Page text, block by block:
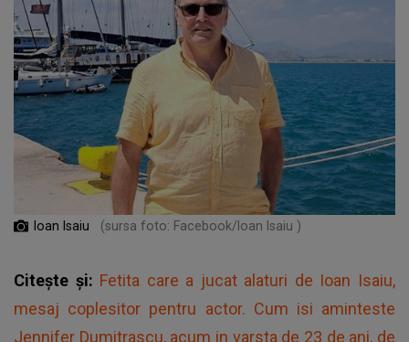
Ioan Isaiu (sursa foto: Facebook/Ioan Isaiu )
Citește și: Fetita care a jucat alaturi de Ioan Isaiu,
mesaj coplesitor pentru actor. Cum isi aminteste
Jennifer Dumitrascu, acum in varsta de 23 de ani, de